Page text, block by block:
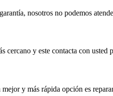
nosotros no podemos
y este contacta con
y más rápida opción es